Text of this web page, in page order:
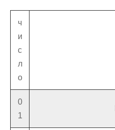
ч
и
с
л
о
0
1